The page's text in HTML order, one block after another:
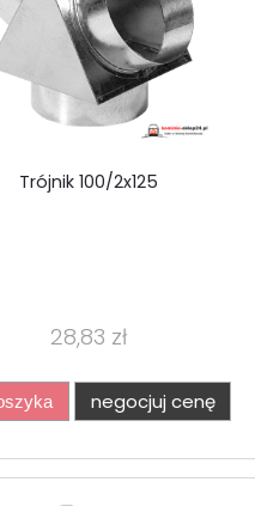
Trójnik 100/2x125
28,83 zł
negocjuj cenę